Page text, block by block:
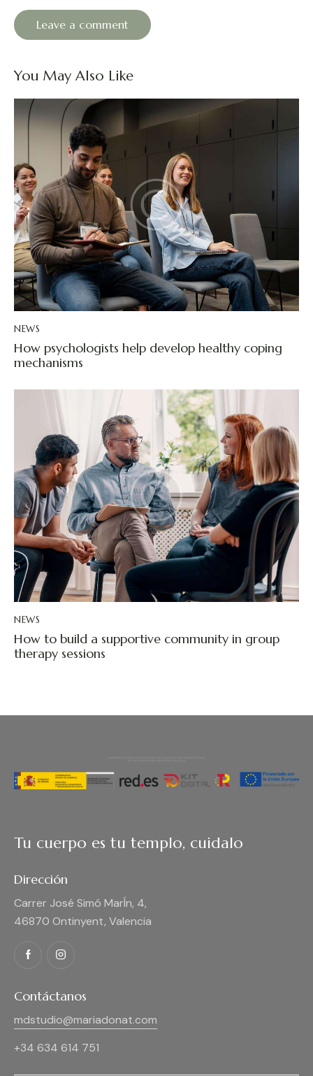
You May Also Like
NEWS
How psychologists help develop healthy coping
mechanisms
NEWS
How to build a supportive community in group
therapy sessions
Tu cuerpo es tu templo, cuidalo
Dirección
Carrer José Simó MarÍn, 4,
46870 Ontinyent, Valencia
Contáctanos
mdstudio@mariadonat.com
+34 634 614 751